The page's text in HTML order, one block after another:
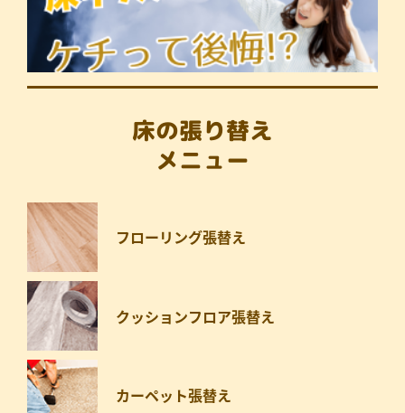
床の張り替え
メニュー
フローリング張替え
クッションフロア張替え
カーペット張替え